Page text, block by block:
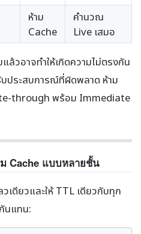
ห้าม
Cache
คำนวณ
Live เสมอ
ล้วอาจทำให้เกิดความไม่ตรงกัน
บประสบการณ์ที่ผิดพลาด ห้าม
through พร้อม Immediate
Cache แบบหลายชั้น
เดียวและให้ TTL เดียวกับทุก
นแทน: